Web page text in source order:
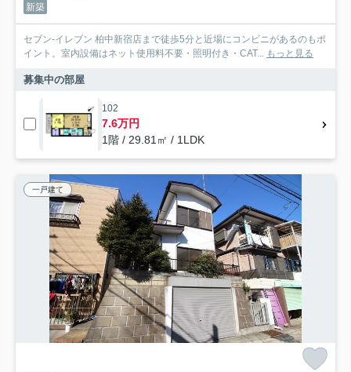
新築
セブン‐イレブン 柏中新宿店まで徒歩5分と近場にコンビニがあるのもポ
イント。室内設備はネット使用料不要・照明付き・CAT...
もっと見る
募集中の部屋
102
7.6万円
1階 / 29.81㎡ / 1LDK
一戸建て